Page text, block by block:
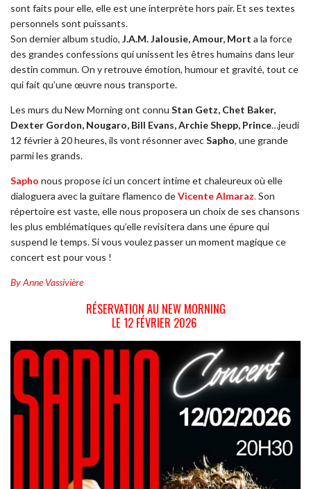
sont faits pour elle, elle est une interprète hors pair. Et ses textes
personnels sont puissants.
Son dernier album studio, J.A.M. Jalousie, Amour, Mort a la force
des grandes confessions qui unissent les êtres humains dans leur
destin commun. On y retrouve émotion, humour et gravité, tout ce
qui fait qu’une œuvre nous transporte.
Les murs du New Morning ont connu Stan Getz, Chet Baker,
Dexter Gordon, Nougaro, Bill Evans, Archie Shepp, Prince…jeudi
12 février à 20 heures, ils vont résonner avecSapho, une grande
parmi les grands.
Sapho nous propose ici un concert intime et chaleureux où elle
dialoguera avec la guitare flamenco deVicente Almaraz.Son
répertoire est vaste, elle nous proposera un choix de ses chansons
les plus emblématiques qu’elle revisitera dans une épure qui
suspend le temps. Si vous voulez passer un moment magique ce
concert est pour vous !
By Anne Vassivière
RÉSERVATION AU NEW MORNING
LE 12 FÉVRIER 2026